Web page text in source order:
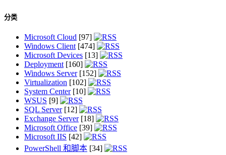
分类
Microsoft Cloud [97]
Windows Client [474]
Microsoft Devices [13]
Deployment [160]
Windows Server[152]
Virtualization [102]
System Center[10]
WSUS [9]
SQL Server[12]
Exchange Server[18]
Microsoft Office [39]
Microsoft IIS [42]
PowerShell 和脚本 [34]